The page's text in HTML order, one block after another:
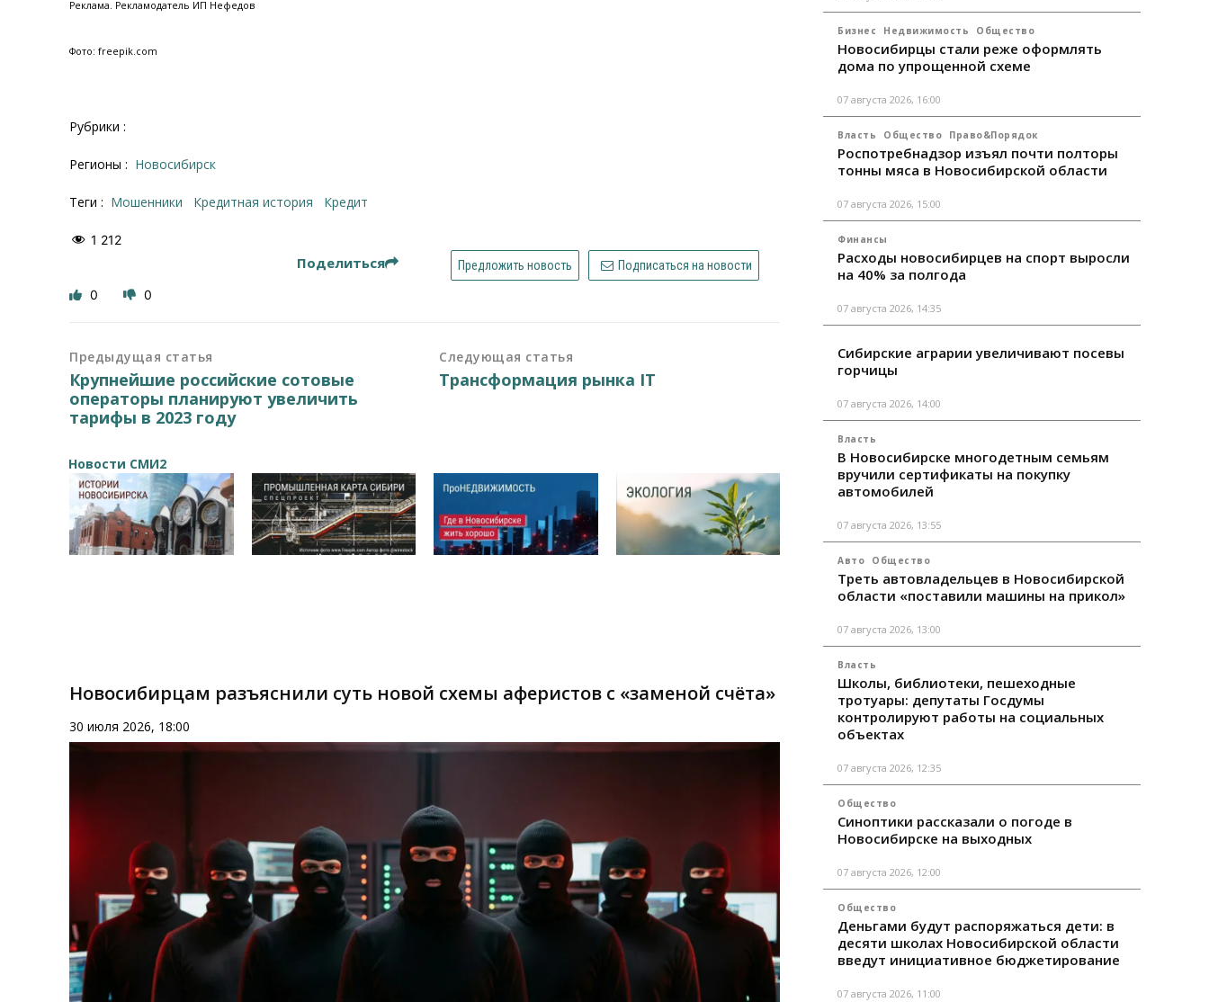
Реклама. Рекламодатель ИП Нефедов
Фото: freepik.com
Рубрики :
Регионы : Новосибирск
Теги : Мошенники кредитная история кредит
1 212
Поделиться Предложить новость Подписаться на новости
0 0
Предыдущая статья
Крупнейшие российские сотовые
операторы планируют увеличить
тарифы в 2023 году
Следующая статья
Трансформация рынка IT
Новости СМИ2
Новосибирцам разъяснили суть новой схемы аферистов с «заменой счёта»
30 июля 2026, 18:00
Бизнес Недвижимость Общество
Новосибирцы стали реже оформлять
дома по упрощенной схеме
07 августа 2026, 16:00
Власть Общество Право&Порядок
Роспотребнадзор изъял почти полторы
тонны мяса в Новосибирской области
07 августа 2026, 15:00
Финансы
Расходы новосибирцев на спорт выросли
на 40% за полгода
07 августа 2026, 14:35
Сибирские аграрии увеличивают посевы
горчицы
07 августа 2026, 14:00
Власть
В Новосибирске многодетным семьям
вручили сертификаты на покупку
автомобилей
07 августа 2026, 13:55
Авто Общество
Треть автовладельцев в Новосибирской
области «поставили машины на прикол»
07 августа 2026, 13:00
Власть
Школы, библиотеки, пешеходные
тротуары: депутаты Госдумы
контролируют работы на социальных
объектах
07 августа 2026, 12:35
Общество
Синоптики рассказали о погоде в
Новосибирске на выходных
07 августа 2026, 12:00
Общество
Деньгами будут распоряжаться дети: в
десяти школах Новосибирской области
введут инициативное бюджетирование
07 августа 2026, 11:00